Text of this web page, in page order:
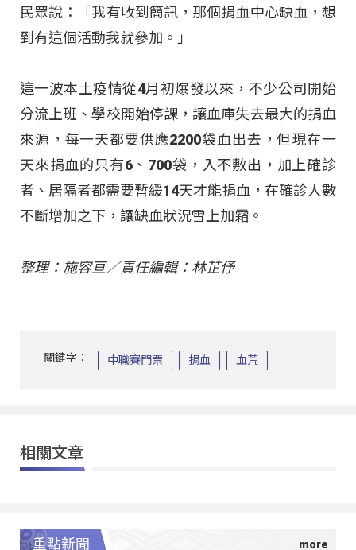
民眾說：「我有收到簡訊，那個捐血中心缺血，想
到有這個活動我就參加。」
這一波本土疫情從4月初爆發以來，不少公司開始
分流上班、學校開始停課，讓血庫失去最大的捐血
來源，每一天都要供應2200袋血出去，但現在一
天來捐血的只有6、700袋，入不敷出，加上確診
者、居隔者都需要暫緩14天才能捐血，在確診人數
不斷增加之下，讓缺血狀況雪上加霜。
整理：施容亘／責任編輯：林芷伃
關鍵字： 中職賽門票 捐血 血荒
相關文章
重點新聞